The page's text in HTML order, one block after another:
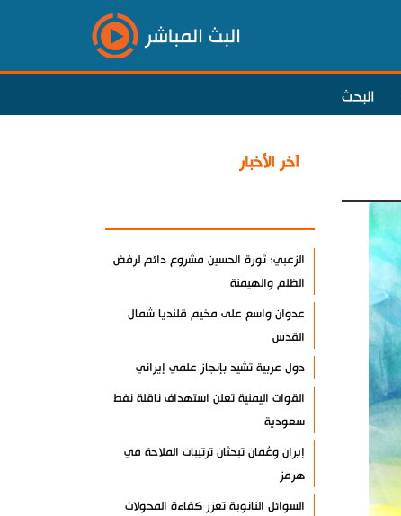
البث المباشر
البحث
آخر الأخبار
الزعبي: ثورة الحسين مشروع دائم لرفض
الظلم والهيمنة
عدوان واسع على مخيم قلنديا شمال
القدس
دول عربية تشيد بإنجاز علمي إيراني
القوات اليمنية تعلن استهداف ناقلة نفط
سعودية
إيران وعُمان تبحثان ترتيبات الملاحة في
هرمز
السوائل النانوية تعزز كفاءة المحولات